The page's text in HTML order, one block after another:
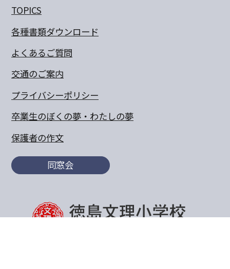
TOPICS
各種書類ダウンロード
よくあるご質問
交通のご案内
プライバシーポリシー
卒業生のぼくの夢・わたしの夢
保護者の作文
同窓会